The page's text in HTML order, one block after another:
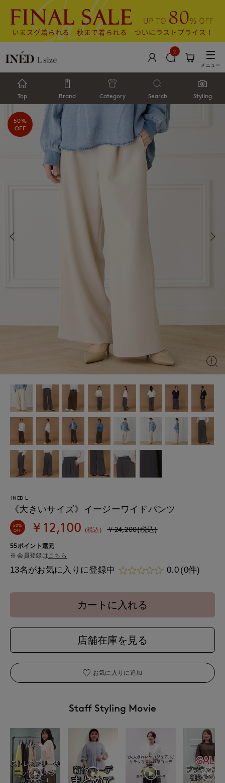
2
メニュー
Top Brand Category Search Styling
50%
OFF
INED L
《大きいサイズ》イージーワイドパンツ
50%
OFF
￥12,100 (税込) ￥24,200(税込)
55ポイント還元
会員登録は こちら
13名がお気に入りに登録中 0.0 (0件)
カートに入れる
店舗在庫を見る
お気に入りに追加
Staff Styling Movie